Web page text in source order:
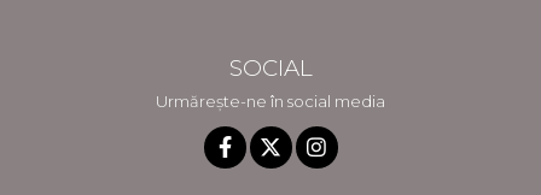
SOCIAL
Urmărește-ne în social media